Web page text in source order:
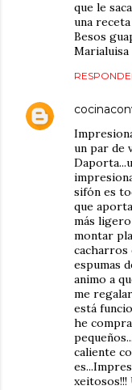
que le
una
Besos
Marialuisa
un par de
sifón es
que
más
montar
cacharros
espumas
animo a
me
está
he
caliente
xeitosos!!!